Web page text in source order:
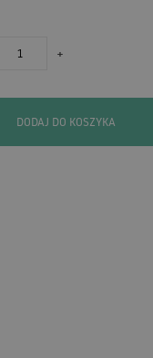
+
DODAJ DO KOSZYKA